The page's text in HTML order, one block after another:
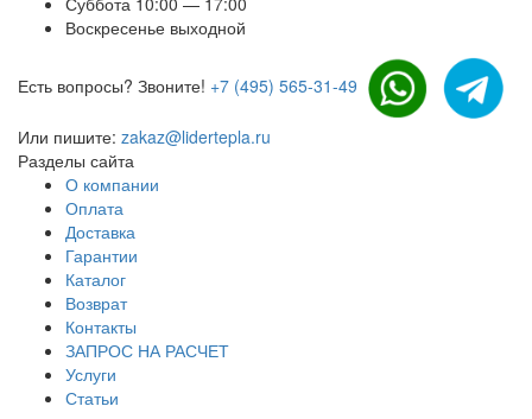
Воскресенье выходной
Есть вопросы? Звоните! +7 (495) 565-31-49
Или пишите: zakaz@lidertepla.ru
Разделы сайта
О компании
Оплата
Доставка
Гарантии
Каталог
Возврат
Контакты
ЗАПРОС НА РАСЧЕТ
Услуги
Статьи